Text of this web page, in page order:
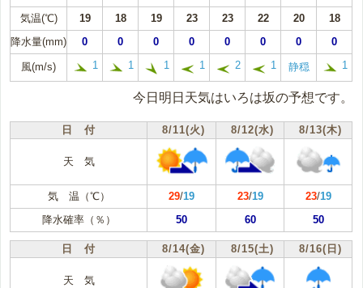
気温(℃) 19 18 19 23 23 22 20
18
降水量(mm)
0 0 0 0 0 0 0 0
風(m/s) 1 1 1 1 2 1 静穏 1
今日明日天気はいろは坂の予想です。
日 付 8/11(火) 8/12(水) 8/13(木)
天 気
気 温（℃） 29/19 23/19 23/19
降水確率（％）
50 60 50
日 付 8/14(金) 8/15(土) 8/16(日)
天 気